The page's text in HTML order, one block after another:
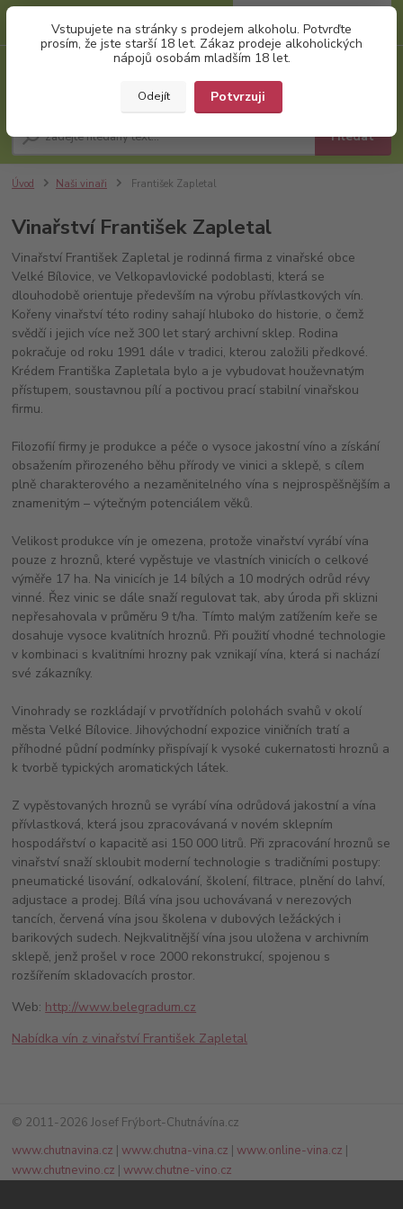
Vstupujete na stránky s prodejem alkoholu. Potvrďte
prosím, že jste starší 18 let. Zákaz prodeje alkoholických
nápojů osobám mladším 18 let.
Odejít Potvrzuji
Hledat
(Po-Pá, 8:00-17:00)
za0,00 Kč
Úvod Naši vinaři František Zapletal
Vinařství František Zapletal
Vinařství František Zapletal je rodinná firma z vinařské obce
Velké Bílovice, ve Velkopavlovické podoblasti, která se
dlouhodobě orientuje především na výrobu přívlastkových vín.
Kořeny vinařství této rodiny sahají hluboko do historie, o čemž
svědčí i jejich více než 300 let starý archivní sklep. Rodina
pokračuje od roku 1991 dále v tradici, kterou založili předkové.
Krédem Františka Zapletala bylo a je vybudovat houževnatým
přístupem, soustavnou pílí a poctivou prací stabilní vinařskou
firmu.
Filozofií firmy je produkce a péče o vysoce jakostní víno a získání
obsažením přirozeného běhu přírody ve vinici a sklepě, s cílem
plně charakterového a nezaměnitelného vína s nejprospěšnějším a
znamenitým – výtečným potenciálem věků.
Velikost produkce vín je omezena, protože vinařství vyrábí vína
pouze z hroznů, které vypěstuje ve vlastních vinicích o celkové
výměře 17 ha. Na vinicích je 14 bílých a 10 modrých odrůd révy
vinné. Řez vinic se dále snaží regulovat tak, aby úroda při sklizni
nepřesahovala v průměru 9 t/ha. Tímto malým zatížením keře se
dosahuje vysoce kvalitních hroznů. Při použití vhodné technologie
v kombinaci s kvalitními hrozny pak vznikají vína, která si nachází
své zákazníky.
Vinohrady se rozkládají v prvotřídních polohách svahů v okolí
města Velké Bílovice. Jihovýchodní expozice viničních tratí a
příhodné půdní podmínky přispívají k vysoké cukernatosti hroznů a
k tvorbě typických aromatických látek.
Z vypěstovaných hroznů se vyrábí vína odrůdová jakostní a vína
přívlastková, která jsou zpracovávaná v novém sklepním
hospodářství o kapacitě asi 150 000 litrů. Při zpracování hroznů se
vinařství snaží skloubit moderní technologie s tradičními postupy:
pneumatické lisování, odkalování, školení, filtrace, plnění do lahví,
adjustace a prodej. Bílá vína jsou uchovávaná v nerezových
tancích, červená vína jsou školena v dubových ležáckých i
barikových sudech. Nejkvalitnější vína jsou uložena v archivním
sklepě, jenž prošel v roce 2000 rekonstrukcí, spojenou s
rozšířením skladovacích prostor.
Web: http://www.belegradum.cz
Nabídka vín z vinařství František Zapletal
© 2011-2026 Josef Frýbort-Chutnávína.cz
www.chutnavina.cz |www.chutna-vina.cz |www.online-vina.cz |
www.chutnevino.cz |www.chutne-vino.cz